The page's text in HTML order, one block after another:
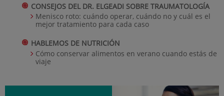
CONSEJOS DEL DR. ELGEADI SOBRE TRAUMATOLOGÍA
Menisco roto: cuándo operar, cuándo no y cuál es el
mejor tratamiento para cada caso
HABLEMOS DE NUTRICIÓN
Cómo conservar alimentos en verano cuando estás de
viaje